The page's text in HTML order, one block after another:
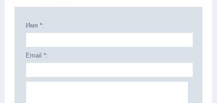
Имя *:
Email *: